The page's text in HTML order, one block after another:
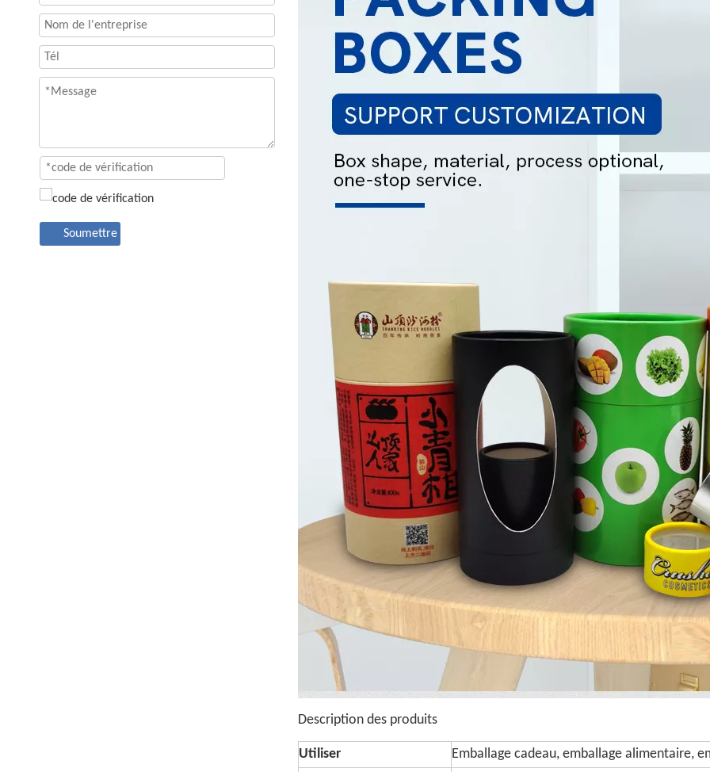
Soumettre
Description des produits
Utiliser
Emballage cadeau, emballage alimentaire,